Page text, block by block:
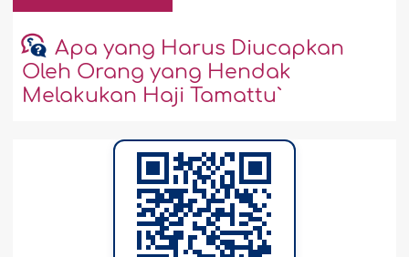
Apa yang Harus Diucapkan
Oleh Orang yang Hendak
Melakukan Haji Tamattu`